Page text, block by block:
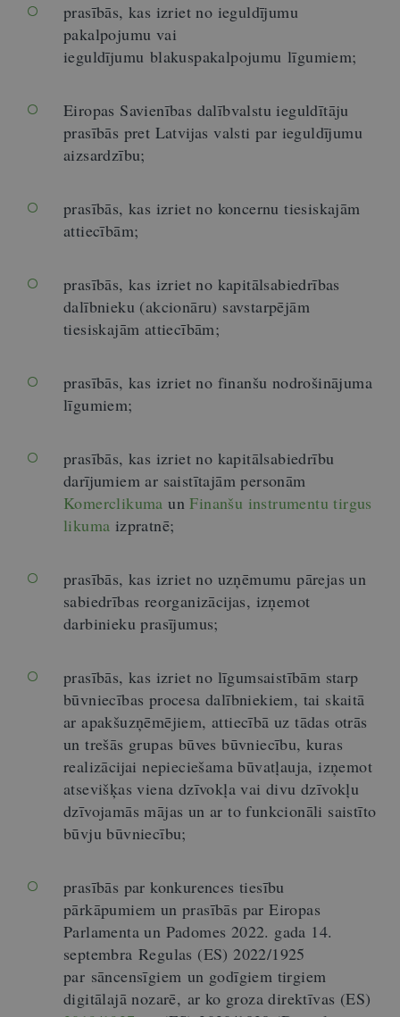
prasībās, kas izriet no ieguldījumu
pakalpojumu vai
ieguldījumu blakuspakalpojumu līgumiem;
Eiropas Savienības dalībvalstu ieguldītāju
prasībās pret Latvijas valsti par ieguldījumu
aizsardzību;
prasībās, kas izriet no koncernu tiesiskajām
attiecībām;
prasībās, kas izriet no kapitālsabiedrības
dalībnieku (akcionāru) savstarpējām
tiesiskajām attiecībām;
prasībās, kas izriet no finanšu nodrošinājuma
līgumiem;
prasībās, kas izriet no kapitālsabiedrību
darījumiem ar saistītajām personām
KomerclikumaunFinanšu instrumentu tirgus
likuma izpratnē;
prasībās, kas izriet no uzņēmumu pārejas un
sabiedrības reorganizācijas, izņemot
darbinieku prasījumus;
prasībās, kas izriet no līgumsaistībām starp
būvniecības procesa dalībniekiem, tai skaitā
ar apakšuzņēmējiem, attiecībā uz tādas otrās
un trešās grupas būves būvniecību, kuras
realizācijai nepieciešama būvatļauja, izņemot
atsevišķas viena dzīvokļa vai divu dzīvokļu
dzīvojamās mājas un ar to funkcionāli saistīto
būvju būvniecību;
prasībās par konkurences tiesību
pārkāpumiem un prasībās par Eiropas
Parlamenta un Padomes 2022. gada 14.
septembra Regulas (ES) 2022/1925
par sāncensīgiem un godīgiem tirgiem
digitālajā nozarē, ar ko groza direktīvas (ES)